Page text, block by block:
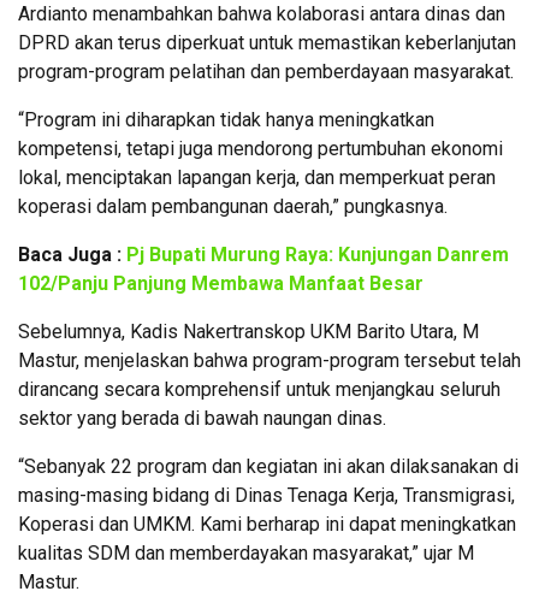
Ardianto menambahkan bahwa kolaborasi antara dinas dan
DPRD akan terus diperkuat untuk memastikan keberlanjutan
program-program pelatihan dan pemberdayaan masyarakat.
“Program ini diharapkan tidak hanya meningkatkan
kompetensi, tetapi juga mendorong pertumbuhan ekonomi
lokal, menciptakan lapangan kerja, dan memperkuat peran
koperasi dalam pembangunan daerah,” pungkasnya.
Baca Juga : Pj Bupati Murung Raya: Kunjungan Danrem
102/Panju Panjung Membawa Manfaat Besar
Sebelumnya, Kadis Nakertranskop UKM Barito Utara, M
Mastur, menjelaskan bahwa program-program tersebut telah
dirancang secara komprehensif untuk menjangkau seluruh
sektor yang berada di bawah naungan dinas.
“Sebanyak 22 program dan kegiatan ini akan dilaksanakan di
masing-masing bidang di Dinas Tenaga Kerja, Transmigrasi,
Koperasi dan UMKM. Kami berharap ini dapat meningkatkan
kualitas SDM dan memberdayakan masyarakat,” ujar M
Mastur.